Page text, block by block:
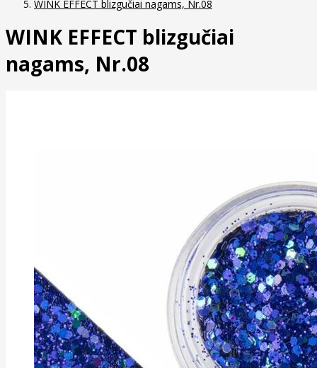
WINK EFFECT blizgučiai nagams, Nr.08
WINK EFFECT blizgučiai
nagams, Nr.08